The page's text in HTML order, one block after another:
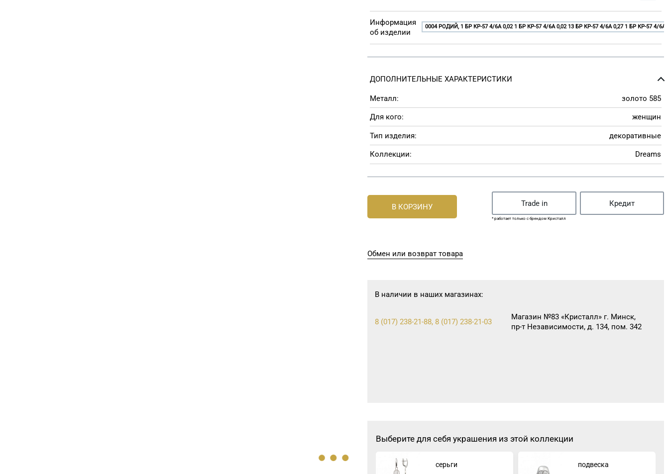
Информация
об изделии
0004 РОДИЙ, 1 БР КР-57 4/6A 0,02 1 БР КР-57 4/6A 0,02 13 БР КР-57 4/6A 0,27 1 БР КР-57 4/6A
ДОПОЛНИТЕЛЬНЫЕ ХАРАКТЕРИСТИКИ
Металл: золото 585
Для кого: женщин
Тип изделия: декоративные
Коллекции: Dreams
В КОРЗИНУ Trade in Кредит
* работает только с брендом Кристалл
Обмен или возврат товара
В наличии в наших магазинах:
8 (017) 238-21-88, 8 (017) 238-21-03
Магазин №83 «Кристалл» г. Минск,
пр-т Независимости, д. 134, пом. 342
Выберите для себя украшения из этой коллекции
серьги
подвеска